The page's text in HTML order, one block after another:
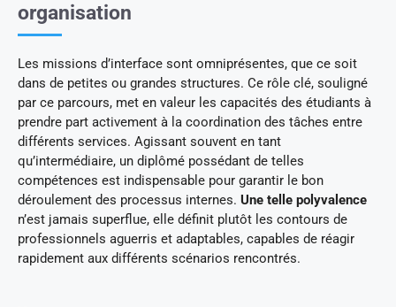
organisation
Les missions d’interface sont omniprésentes, que ce soit
dans de petites ou grandes structures. Ce rôle clé, souligné
par ce parcours, met en valeur les capacités des étudiants à
prendre part activement à la coordination des tâches entre
différents services. Agissant souvent en tant
qu’intermédiaire, un diplômé possédant de telles
compétences est indispensable pour garantir le bon
déroulement des processus internes. Une telle polyvalence
n’est jamais superflue, elle définit plutôt les contours de
professionnels aguerris et adaptables, capables de réagir
rapidement aux différents scénarios rencontrés.